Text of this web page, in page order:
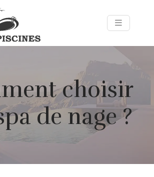
choisir
de nage ?